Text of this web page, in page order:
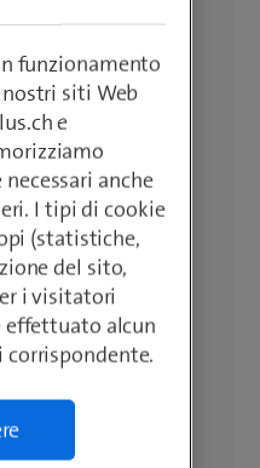
funzionamento
siti Web
e
anche
I tipi di cookie
(statistiche,
del sito,
i visitatori
effettuato alcun